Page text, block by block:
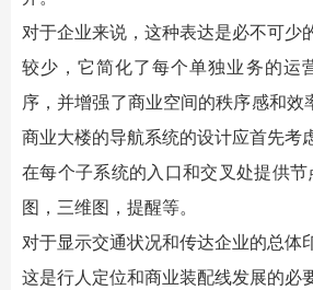
对于企业来说，这种表达是必不可少的
较少，它简化了每个单独业务的运
序，并增强了商业空间的秩序感和
商业大楼的导航系统的设计应首先考
在每个子系统的入口和交叉处提供
图 ，三维图，提醒等。
对于显示交通状况和传达企业的总体
这是行人定位和商业装配线发展的必